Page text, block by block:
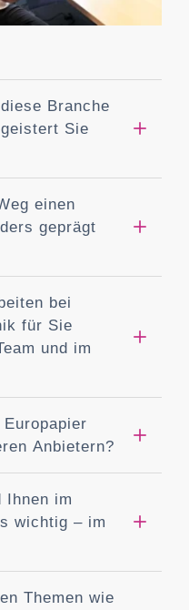
Branche
Sie
einen
geprägt
bei
für Sie
und im
Anbietern?
Ihnen im
wichtig – im
Themen wie